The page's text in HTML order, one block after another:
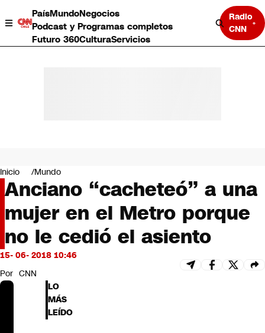
PaísMundoNegocios
Podcast y Programas completos
Futuro 360CulturaServicios
Radio
CNN
Negocios
Deportes
Programas completos
Cultura
Servicios
Bits
CNN tiempo
Futuro 360
Opinión
Inicio Mundo
Anciano “cacheteó” a una
mujer en el Metro porque
no le cedió el asiento
15- 06- 2018 10:46
Por CNN
LO
MÁS
LEÍDO